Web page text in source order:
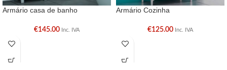
Armário casa de banho
€145.00 Inc. IVA
Armário Cozinha
€125.00 Inc. IVA